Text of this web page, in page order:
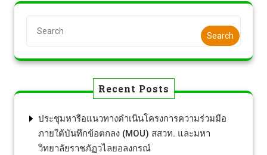
Search
Recent Posts
ประชุมหารือแนวทางดำเนินโครงการความร่วมมือ
ภายใต้บันทึกข้อตกลง (MOU) สสวท. และมหา
วิทยาลัยราชภัฏวไลยอลงกรณ์